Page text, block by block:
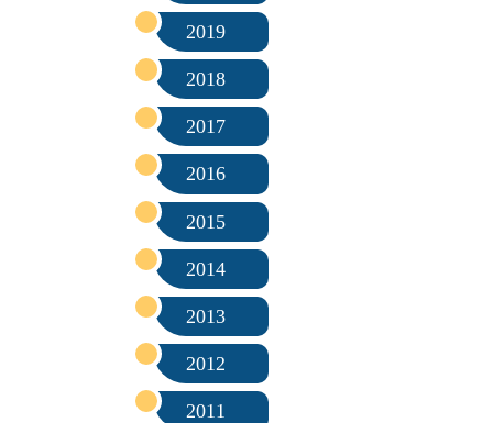
2011
2012
2013
2014
2015
2016
2017
2018
2019